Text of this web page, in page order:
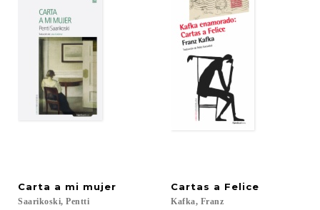
Carta a mi mujer
Saarikoski, Pentti
Cartas a Felice
Kafka, Franz